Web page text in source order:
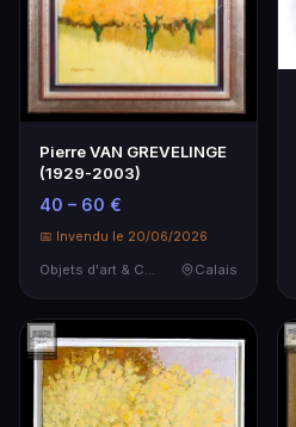
Pierre VAN GREVELINGE
(1929-2003)
40 – 60 €
📅 Invendu le 20/06/2026
Objets d'art & Curiosités
Calais